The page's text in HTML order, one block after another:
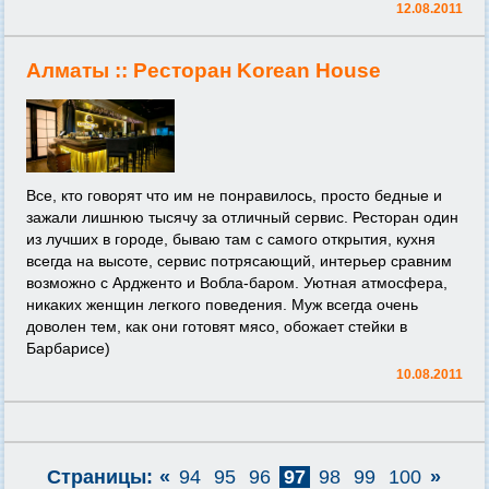
12.08.2011
Алматы :: Ресторан Korean House
Все, кто говорят что им не понравилось, просто бедные и
зажали лишнюю тысячу за отличный сервис. Ресторан один
из лучших в городе, бываю там с самого открытия, кухня
всегда на высоте, сервис потрясающий, интерьер сравним
возможно с Ардженто и Вобла-баром. Уютная атмосфера,
никаких женщин легкого поведения. Муж всегда очень
доволен тем, как они готовят мясо, обожает стейки в
Барбарисе)
10.08.2011
Страницы: « 94 95 96 97 98 99 100 »